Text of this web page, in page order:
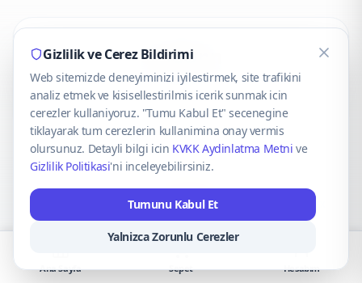
CaseOnn
© 2025 CaseOnn. Tüm hakları saklıdır.
VISA Mastercard
Gizlilik ve Cerez Bildirimi
Web sitemizde deneyiminizi iyilestirmek, site trafikini
analiz etmek ve kisisellestirilmis icerik sunmak icin
cerezler kullaniyoruz. "Tumu Kabul Et" secenegine
tiklayarak tum cerezlerin kullanimina onay vermis
olursunuz. Detayli bilgi icin KVKK Aydinlatma Metni ve
Gizlilik Politikasi'ni inceleyebilirsiniz.
Tumunu Kabul Et
Yalnizca Zorunlu Cerezler
Ana Sayfa Sepet Hesabım